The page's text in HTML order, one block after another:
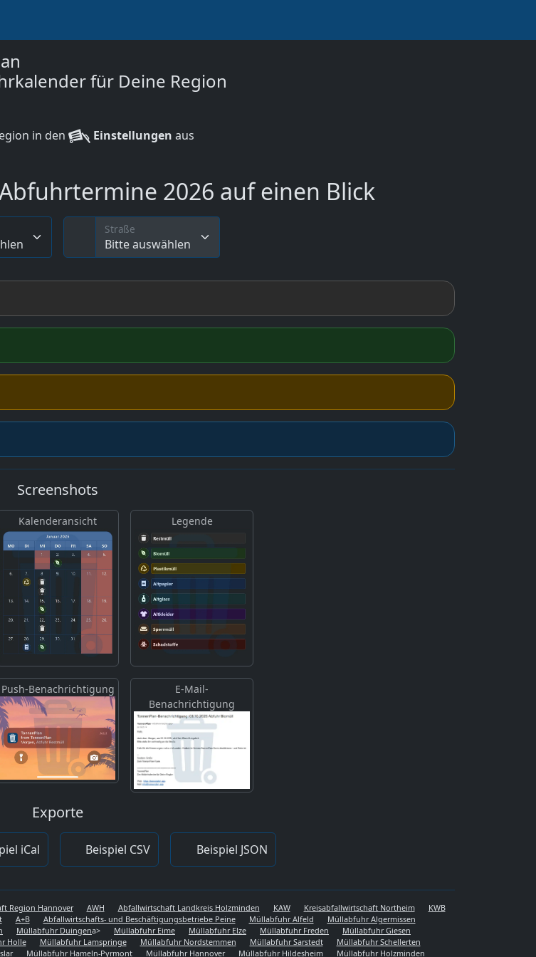
für Deine Region
in den Einstellungen aus
2026 auf einen Blick
Bitte auswählen
Straße
Screenshots
Kalenderansicht Legende
Push-Benachrichtigung
E-Mail-
Benachrichtigung
Exporte
iCal Beispiel CSV Beispiel JSON
Region Hannover AWH Abfallwirtschaft Landkreis Holzminden KAW Kreisabfallwirtschaft Northeim
KWB
A+B Abfallwirtschafts- und Beschäftigungsbetriebe Peine Müllabfuhr Alfeld
Müllabfuhr Algermissen
Müllabfuhr Duingena> Müllabfuhr Eime Müllabfuhr Elze Müllabfuhr Freden
Müllabfuhr Giesen
Holle Müllabfuhr Lamspringe Müllabfuhr Nordstemmen Müllabfuhr Sarstedt
Müllabfuhr Schellerten
Müllabfuhr Hameln-Pyrmont Müllabfuhr Hannover Müllabfuhr Hildesheim Müllabfuhr Holzminden